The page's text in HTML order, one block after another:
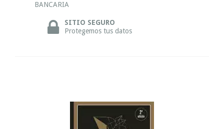
BANCARIA
SITIO SEGURO
Protegemos tus datos